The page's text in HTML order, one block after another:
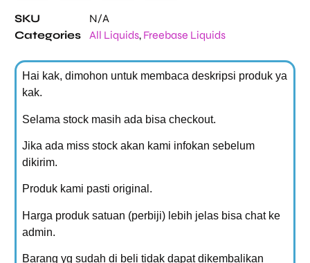
SKU
N/A
Categories
All Liquids, Freebase Liquids
Hai kak, dimohon untuk membaca deskripsi produk ya
kak.
Selama stock masih ada bisa checkout.
Jika ada miss stock akan kami infokan sebelum
dikirim.
Produk kami pasti original.
Harga produk satuan (perbiji) lebih jelas bisa chat ke
admin.
Barang yg sudah di beli tidak dapat dikembalikan